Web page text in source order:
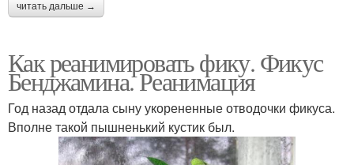
читать дальше →
Как реанимировать фику. Фикус
Бенджамина. Реанимация
Год назад отдала сыну укорененные отводочки фикуса.
Вполне такой пышненький кустик был.